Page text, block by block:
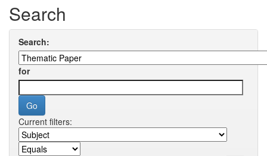
Search
Search:
for
Current filters: